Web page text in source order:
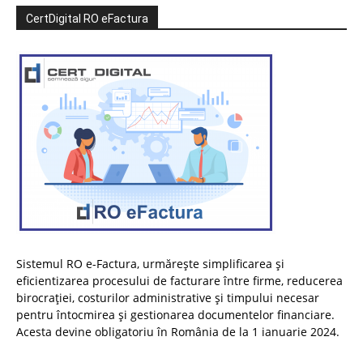
CertDigital RO eFactura
Sistemul RO e-Factura, urmărește simplificarea și
eficientizarea procesului de facturare între firme, reducerea
birocrației, costurilor administrative și timpului necesar
pentru întocmirea și gestionarea documentelor financiare.
Acesta devine obligatoriu în România de la 1 ianuarie 2024.